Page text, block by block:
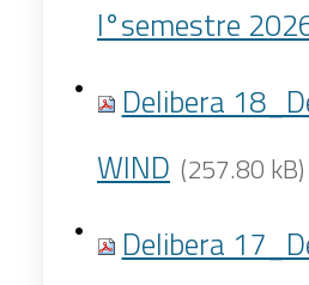
I°semestre
Delibera
WIND (257.80 kB)
Delibera